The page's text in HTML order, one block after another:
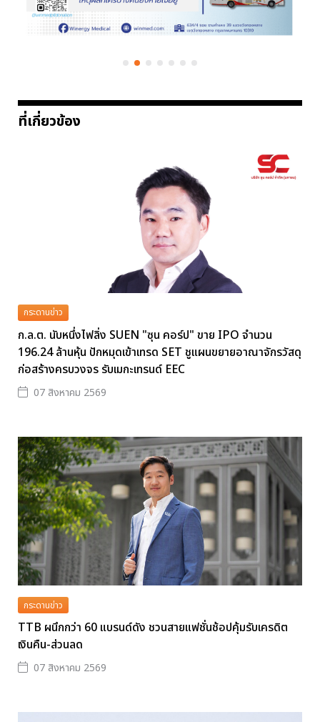
ที่เกี่ยวข้อง
กระดานข่าว
ก.ล.ต. นับหนึ่งไฟลิ่ง SUEN "ซุน คอร์ป" ขาย IPO จำนวน
196.24 ล้านหุ้น ปักหมุดเข้าเทรด SET ชูแผนขยายอาณาจักรวัสดุ
ก่อสร้างครบวงจร รับเมกะเทรนด์ EEC
07 สิงหาคม 2569
กระดานข่าว
TTB ผนึกกว่า 60 แบรนด์ดัง ชวนสายแฟชั่นช้อปคุ้มรับเครดิต
เงินคืน-ส่วนลด
07 สิงหาคม 2569